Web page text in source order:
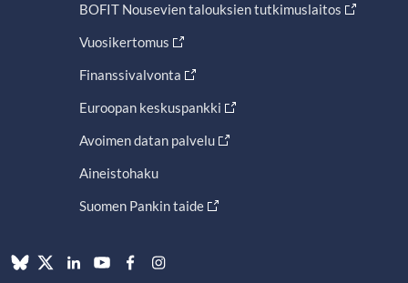
BOFIT Nousevien talouksien tutkimuslaitos
Vuosikertomus
Finanssivalvonta
Euroopan keskuspankki
Avoimen datan palvelu
Aineistohaku
Suomen Pankin taide